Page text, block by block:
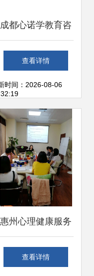
成都心诺学教育咨
询 打造高效办公服
务新标杆
查看详情
时间：2026-08-06
惠州心理健康服务
深度解析 从青少年
查看详情